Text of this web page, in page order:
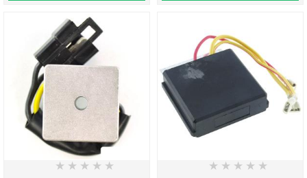
★ ★ ★ ★ ★ ★ ★ ★ ★ ★